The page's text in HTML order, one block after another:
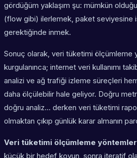
gördüğüm yaklaşım şu: mümkün
(flow gibi) ilerlemek, paket seviyesine
gerektiğinde inmek.
Sonuç olarak, veri tüketimi ölçümleme
kurgulanınca; internet veri kullanımı
analizi ve ağ trafiği izleme süreçleri
daha ölçülebilir hale geliyor. Doğru
doğru analiz… derken veri tüketimi
olmaktan çıkıp günlük karar almanın
Veri tüketimi ölçümleme
küçük bir hedef koyun, sonra iteratif